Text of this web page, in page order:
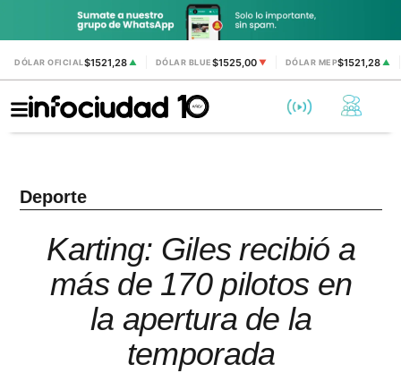
DÓLAR OFICIAL$1521,28 ▲ DÓLAR BLUE$1525,00 ▼ DÓLAR MEP$1521,28▲
Deporte
Karting: Giles recibió a
más de 170 pilotos en
la apertura de la
temporada